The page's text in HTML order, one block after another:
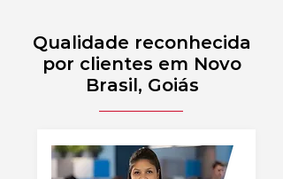
Qualidade reconhecida
por clientes em Novo
Brasil, Goiás